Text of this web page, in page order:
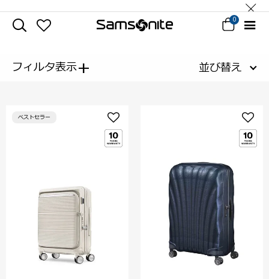
0
フィルタ表示+ 並び替え
ベストセラー